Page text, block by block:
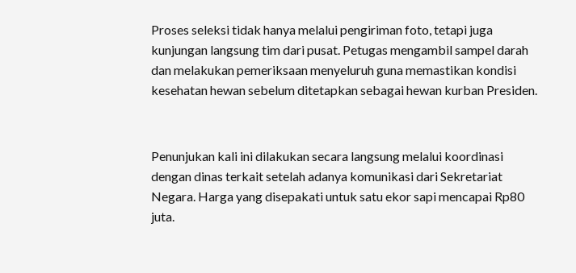
Proses seleksi tidak hanya melalui pengiriman foto, tetapi juga
kunjungan langsung tim dari pusat. Petugas mengambil sampel darah
dan melakukan pemeriksaan menyeluruh guna memastikan kondisi
kesehatan hewan sebelum ditetapkan sebagai hewan kurban Presiden.
Penunjukan kali ini dilakukan secara langsung melalui koordinasi
dengan dinas terkait setelah adanya komunikasi dari Sekretariat
Negara. Harga yang disepakati untuk satu ekor sapi mencapai Rp80
juta.